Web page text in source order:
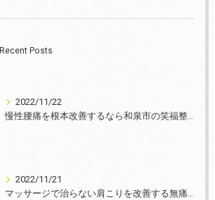
Recent Posts
2022/11/22
慢性腰痛を根本改善するなら和泉市の笑福整骨院【2022年11月22日の予約状況】
2022/11/21
マッサージで治らない肩こりを改善する無痛整体和泉市笑福整骨院【2022年11月21日の予約状況】